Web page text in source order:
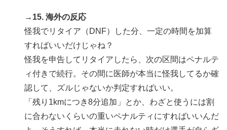
→15. 海外の反応
怪我でリタイア（DNF）した分、一定の時間を加算
すればいいだけじゃね？
怪我を申告してリタイアしたら、次の区間はペナルテ
ィ付きで続行。その間に医師が本当に怪我してるか確
認して、ズルじゃないか判定すればいい。
「残り1kmにつき8分追加」とか、わざと使うには割
に合わないくらいの重いペナルティにすればいいんだ